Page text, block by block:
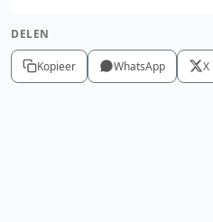
DELEN
Kopieer WhatsApp X